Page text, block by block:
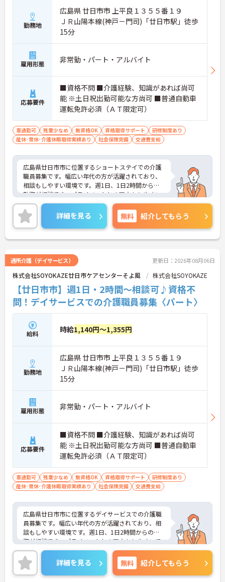
勤務地
広島県 廿日市市 上平良１３５５番１９
ＪＲ山陽本線(神戸－門司)「廿日市駅」徒歩
15分
雇用形態 非常勤・パート・アルバイト
応募要件
■資格不問 ■介護経験、知識があれば尚可
能 ※土日祝出勤可能な方尚可 ■普通自動車
運転免許必須（ＡＴ限定可）
車通勤可 残業少なめ 無資格OK 資格取得サポート
研修制度あり
産休･育休･介護休暇取得実績あり
社会保険完備 交通費支給
広島県廿日市市に位置するショートステイでの介護
職員募集です。幅広い年代の方が活躍されており、
相談もしやすい環境です。週1日、1日2時間からの
勤務が相談でき、プライベートとの両立もしやすい
です。介護系の資格がない方もチャレンジいただけ
ます。ご興味のある方には、面接対策ポイントな
ど、さらに詳細をお話しいたしますので、お気軽に
ご相談ください。
詳細を見る 無料 紹介してもらう
通所介護（デイサービス） 更新日：2026年08月06日
株式会社SOYOKAZE廿日市ケアセンターそよ風 株式会社SOYOKAZE
【廿日市市】週1日・2時間～相談可♪資格不
問！デイサービスでの介護職員募集〈パート〉
給料 時給1,140円～1,355円
勤務地
広島県 廿日市市 上平良１３５５番１９
ＪＲ山陽本線(神戸－門司)「廿日市駅」徒歩
15分
雇用形態 非常勤・パート・アルバイト
応募要件
■資格不問 ■介護経験、知識があれば尚可
能 ※土日祝出勤可能な方尚可 ■普通自動車
運転免許必須（ＡＴ限定可）
車通勤可 残業少なめ 無資格OK 資格取得サポート
研修制度あり
産休･育休･介護休暇取得実績あり
社会保険完備 交通費支給
広島県廿日市市に位置するデイサービスでの介護職
員募集です。幅広い年代の方が活躍されており、相
談もしやすい環境です。週1日、1日2時間からの勤
務が相談でき、プライベートとの両立もしやすいで
す。介護系の資格がない方もチャレンジいただけま
す。ご興味のある方には、面接対策ポイントなど、
さらに詳細をお話しいたしますので、お気軽にご相
談ください。
詳細を見る 無料 紹介してもらう